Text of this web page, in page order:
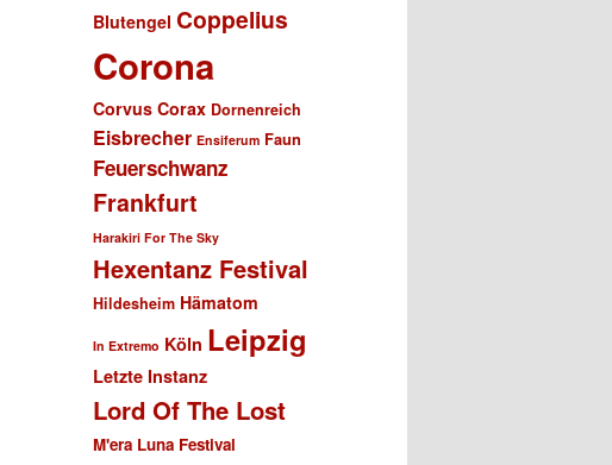
Blutengel Coppelius
Corona
Corvus Corax Dornenreich
Eisbrecher Ensiferum Faun
Feuerschwanz
Frankfurt
Harakiri For The Sky
Hexentanz Festival
Hildesheim Hämatom
In Extremo Köln Leipzig
Letzte Instanz
Lord Of The Lost
M'era Luna Festival